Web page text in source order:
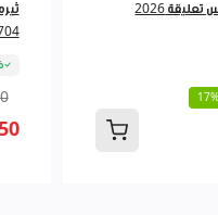
مطرة ماء ستانلس تعليقة 2026